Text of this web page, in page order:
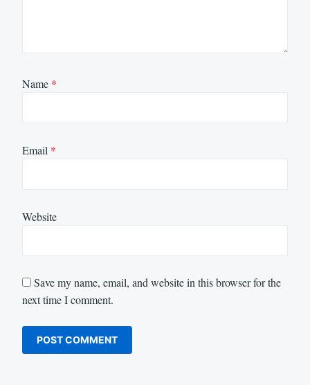
Name *
Email *
Website
Save my name, email, and website in this browser for the
next time I comment.